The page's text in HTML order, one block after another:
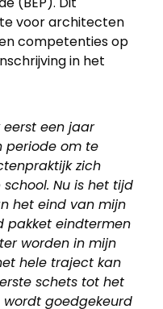
voor architecten
competenties op
in het
eerst een jaar
periode om te
zich
Nu is het tijd
het eind van mijn
pakket eindtermen
worden in mijn
hele traject kan
schets tot het
goedgekeurd